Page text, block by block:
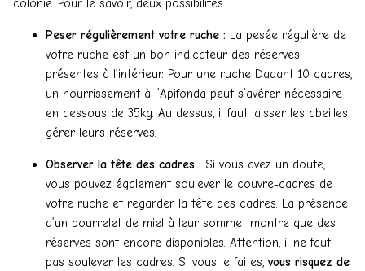
colonie. Pour le savoir, deux possibilités :
Peser régulièrement votre ruche : La pesée régulière de
votre ruche est un bon indicateur des réserves
présentes à l’intérieur. Pour une ruche Dadant 10 cadres,
un nourrissement à l’Apifonda peut s’avérer nécessaire
en dessous de 35kg. Au dessus, il faut laisser les abeilles
gérer leurs réserves.
Observer la tête des cadres : Si vous avez un doute,
vous pouvez également soulever le couvre-cadres de
votre ruche et regarder la tête des cadres. La présence
d’un bourrelet de miel à leur sommet montre que des
réserves sont encore disponibles. Attention, il ne faut
pas soulever les cadres. Si vous le faites, vous risquez de